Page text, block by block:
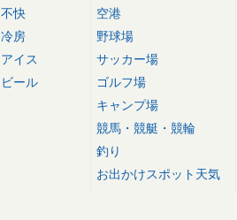
不快
冷房
アイス
ビール
空港
野球場
サッカー場
ゴルフ場
キャンプ場
競馬・競艇・競輪
釣り
お出かけスポット天気